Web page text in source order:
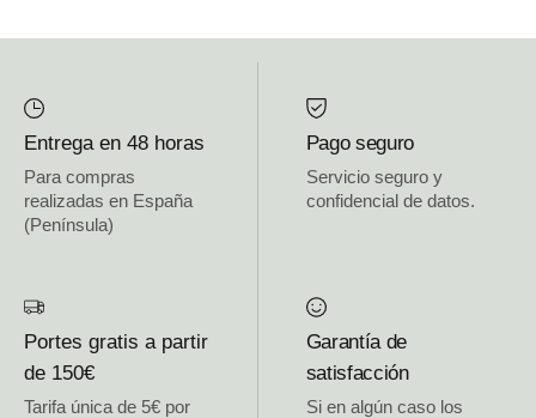
Entrega en 48 horas
Para compras
realizadas en España
(Península)
Pago seguro
Servicio seguro y
confidencial de datos.
Portes gratis a partir
de 150€
Tarifa única de 5€ por
Garantía de
satisfacción
Si en algún caso los